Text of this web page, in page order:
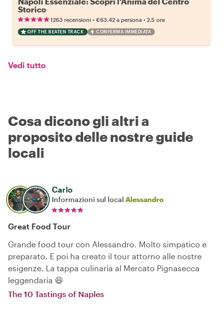
Storico
1263 recensioni • €63.42 a persona • 2.5 ore
OFF THE BEATEN TRACK CONFERMA IMMEDIATA
Vedi tutto
Cosa dicono gli altri a
proposito delle nostre guide
locali
Carlo
Informazioni sul local Alessandro
Great Food Tour
Grande food tour con Alessandro. Molto simpatico e
preparato. E poi ha creato il tour attorno alle nostre
esigenze. La tappa culinaria al Mercato Pignasecca
leggendaria 😆
The 10 Tastings of Naples